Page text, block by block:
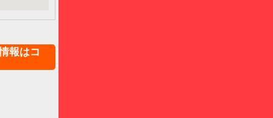
報はコ